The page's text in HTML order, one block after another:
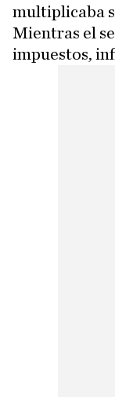
multiplicaba
Mientras el
impuestos,